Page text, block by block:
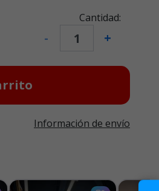
Cantidad:
- +
Información de envío